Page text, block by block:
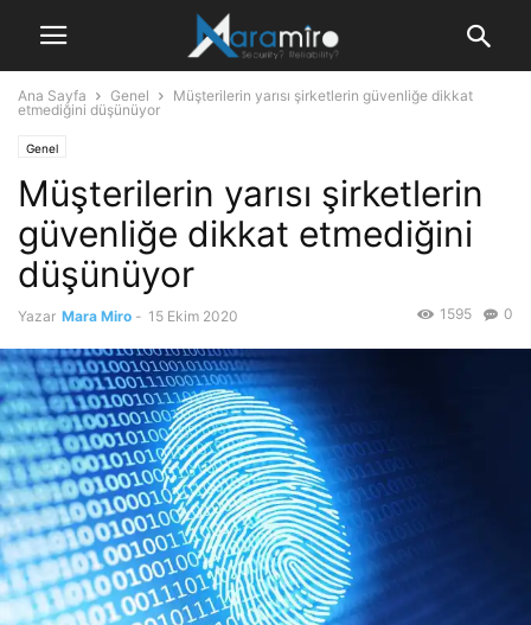
Ana Sayfa Genel
Müşterilerin yarısı şirketlerin güvenliğe dikkat
etmediğini düşünüyor
Genel
Müşterilerin yarısı şirketlerin
güvenliğe dikkat etmediğini
düşünüyor
Yazar Mara Miro - 15 Ekim 2020 0
1595